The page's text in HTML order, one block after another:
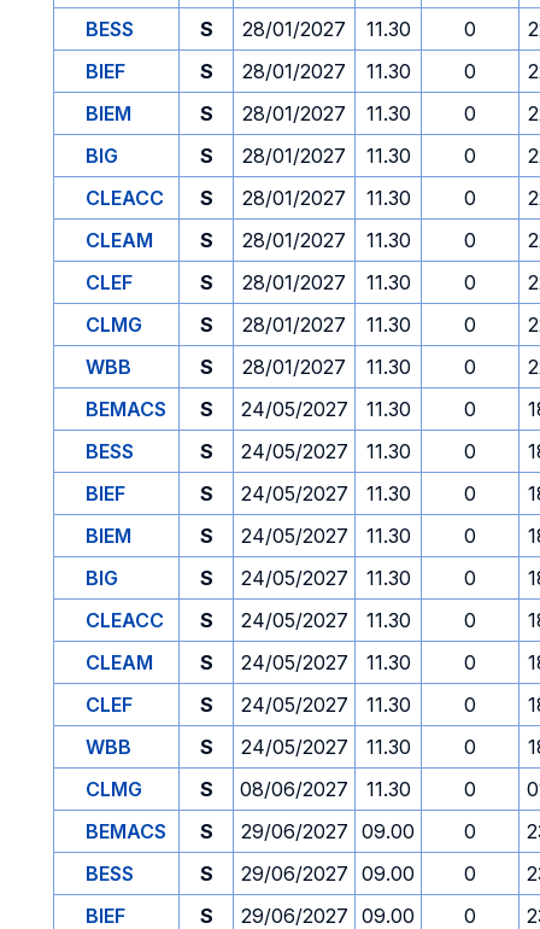
BESS
S 28/01/2027 11.30 0
BIEF
S 28/01/2027 11.30 0
BIEM
S 28/01/2027 11.30 0
BIG
S 28/01/2027 11.30 0
CLEACC
S 28/01/2027 11.30 0
CLEAM
S 28/01/2027 11.30 0
CLEF
S 28/01/2027 11.30 0
CLMG
S 28/01/2027 11.30 0
WBB
S 28/01/2027 11.30 0
BEMACS
S 24/05/2027 11.30 0
BESS
S 24/05/2027 11.30 0
BIEF
S 24/05/2027 11.30 0
BIEM
S 24/05/2027 11.30 0
BIG
S 24/05/2027 11.30 0
CLEACC
S 24/05/2027 11.30 0
CLEAM
S 24/05/2027 11.30 0
CLEF
S 24/05/2027 11.30 0
WBB
S 24/05/2027 11.30 0
CLMG
S 08/06/2027 11.30 0
BEMACS
S 29/06/2027 09.00 0
BESS
S 29/06/2027 09.00 0
BIEF
S 29/06/2027 09.00 0